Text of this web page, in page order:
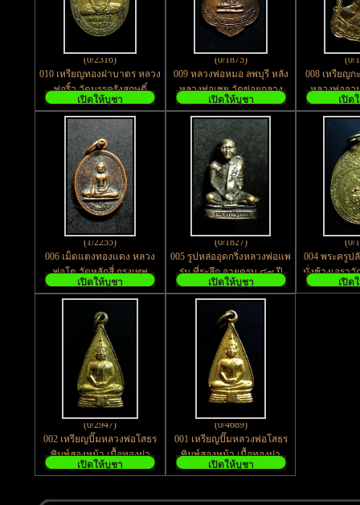
(0/2316)
010 เหรียญทองฝาบาตร หลวง
พ่อริ้ว วัดมรรครังสฤษดิ์
อ.เก้าเลี้ยว จ.นครสวรรค์
เปิดให้บูชา
(0/1875)
009 หลวงพ่อหมอ ลพบุรี หลัง
หลวงพ่อเชย วัดข่อยกลาง
สร้างปี 2529
เปิดให้บูชา
(0/
008 เหรียญก
หลวงพ่อจว
จ.สิงห์บุรี
เปิด
(1/2255)
006 เม็ดแตงทองแดง หลวง
พ่อโต วัดหลักสี่ กรุงเทพ
เปิดให้บูชา
(0/1827)
005 รูปหล่ออุดกริ่งหลวงพ่อแพ
รุ่น ที่ระลึก อายุครบ ๘๗ ปี
เนื้อทองแดง รมดำ
เปิดให้บูชา
(0/
004 พระครู
นั่งช้างเอรา
จ.ชั
เปิด
(0/2947)
002 เหรียญปั๊มหลวงพ่อโสธร
พิมพ์สองหน้า เนื้อทองฝา
บาตร ไม่ทราบปีที่สร้าง
เปิดให้บูชา
(0/4689)
001 เหรียญปั๊มหลวงพ่อโสธร
พิมพ์สองหน้า เนื้อทองฝา
บาตร ไม่ทราบปีที่สร้าง
เปิดให้บูชา